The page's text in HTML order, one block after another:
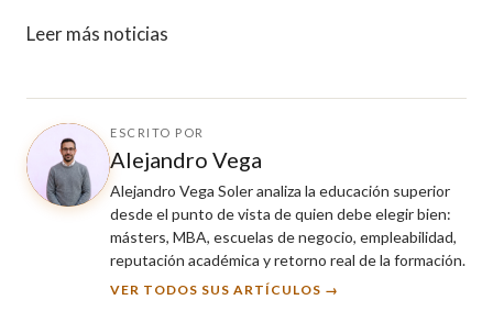
Leer más noticias
ESCRITO POR
Alejandro Vega
Alejandro Vega Soler analiza la educación superior
desde el punto de vista de quien debe elegir bien:
másters, MBA, escuelas de negocio, empleabilidad,
reputación académica y retorno real de la formación.
VER TODOS SUS ARTÍCULOS →